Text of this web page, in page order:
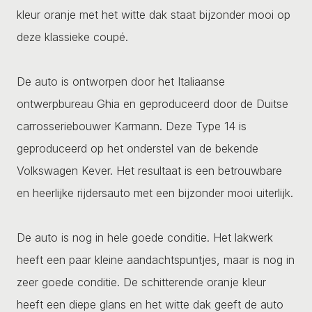
kleur oranje met het witte dak staat bijzonder mooi op
deze klassieke coupé.
De auto is ontworpen door het Italiaanse
ontwerpbureau Ghia en geproduceerd door de Duitse
carrosseriebouwer Karmann. Deze Type 14 is
geproduceerd op het onderstel van de bekende
Volkswagen Kever. Het resultaat is een betrouwbare
en heerlijke rijdersauto met een bijzonder mooi uiterlijk.
De auto is nog in hele goede conditie. Het lakwerk
heeft een paar kleine aandachtspuntjes, maar is nog in
zeer goede conditie. De schitterende oranje kleur
heeft een diepe glans en het witte dak geeft de auto